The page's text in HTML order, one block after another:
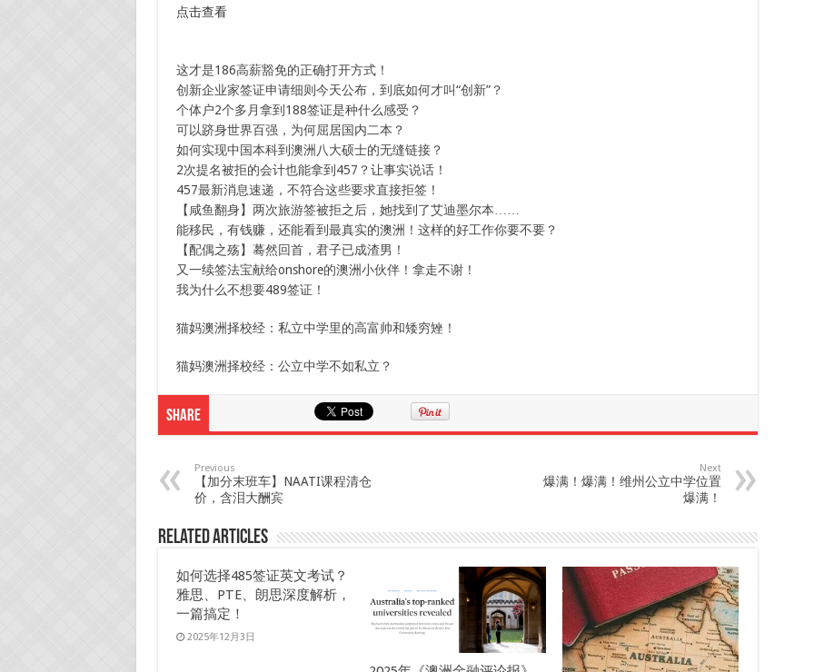
点击查看
这才是186高薪豁免的正确打开方式！
创新企业家签证申请细则今天公布，到底如何才叫“创新”？
个体户2个多月拿到188签证是种什么感受？
可以跻身世界百强，为何屈居国内二本？
如何实现中国本科到澳洲八大硕士的无缝链接？
2次提名被拒的会计也能拿到457？让事实说话！
457最新消息速递，不符合这些要求直接拒签！
【咸鱼翻身】两次旅游签被拒之后，她找到了艾迪墨尔本……
能移民，有钱赚，还能看到最真实的澳洲！这样的好工作你要不要？
【配偶之殇】蓦然回首，君子已成渣男！
又一续签法宝献给onshore的澳洲小伙伴！拿走不谢！
我为什么不想要489签证！
猫妈澳洲择校经：私立中学里的高富帅和矮穷矬！
猫妈澳洲择校经：公立中学不如私立？
Share
Previous
【加分末班车】NAATI课程清仓
价，含泪大酬宾
Next
爆满！爆满！维州公立中学位置
爆满！
Related Articles
如何选择485签证英文考试？
雅思、PTE、朗思深度解析，
一篇搞定！
2025年12月3日